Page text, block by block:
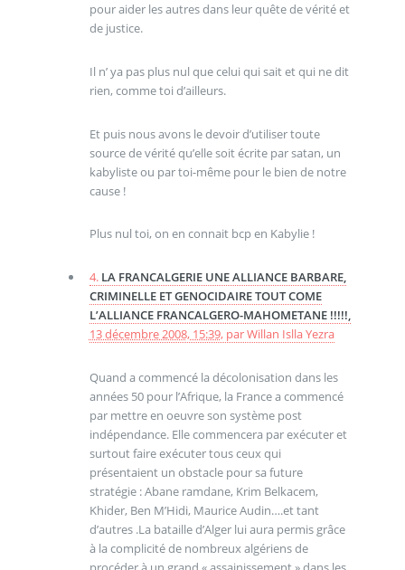
pour aider les autres dans leur quête de vérité et
de justice.
Il n’ ya pas plus nul que celui qui sait et qui ne dit
rien, comme toi d’ailleurs.
Et puis nous avons le devoir d’utiliser toute
source de vérité qu’elle soit écrite par satan, un
kabyliste ou par toi-même pour le bien de notre
cause !
Plus nul toi, on en connait bcp en Kabylie !
4. LA FRANCALGERIE UNE ALLIANCE BARBARE,
CRIMINELLE ET GENOCIDAIRE TOUT COME
L’ALLIANCE FRANCALGERO-MAHOMETANE !!!!!,
13 décembre 2008, 15:39, parWillan Islla Yezra
Quand a commencé la décolonisation dans les
années 50 pour l’Afrique, la France a commencé
par mettre en oeuvre son système post
indépendance. Elle commencera par exécuter et
surtout faire exécuter tous ceux qui
présentaient un obstacle pour sa future
stratégie : Abane ramdane, Krim Belkacem,
Khider, Ben M’Hidi, Maurice Audin….et tant
d’autres .La bataille d’Alger lui aura permis grâce
à la complicité de nombreux algériens de